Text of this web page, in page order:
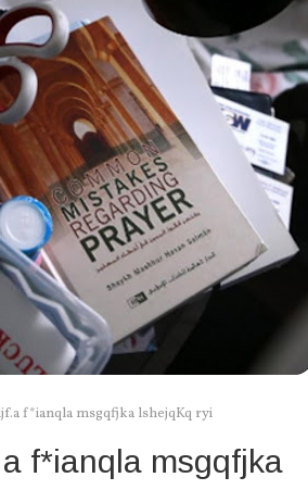
f*ianqla msgqfjka lshejqKq ryi
f*ianqla msgqfjka